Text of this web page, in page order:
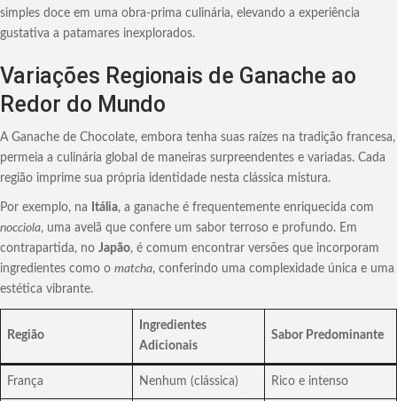
simples doce em uma obra-prima culinária, elevando a experiência
gustativa a patamares inexplorados.
Variações Regionais de Ganache ao
Redor do Mundo
A Ganache de Chocolate, embora tenha suas raízes na tradição francesa,
permeia a culinária global de maneiras surpreendentes e variadas. Cada
região imprime sua própria identidade nesta clássica mistura.
Por exemplo, na Itália, a ganache é frequentemente enriquecida com
nocciola, uma avelã que confere um sabor terroso e profundo. Em
contrapartida, no Japão, é comum encontrar versões que incorporam
ingredientes como o matcha, conferindo uma complexidade única e uma
estética vibrante.
Região
Ingredientes
Adicionais
Sabor Predominante
França Nenhum (clássica) Rico e intenso